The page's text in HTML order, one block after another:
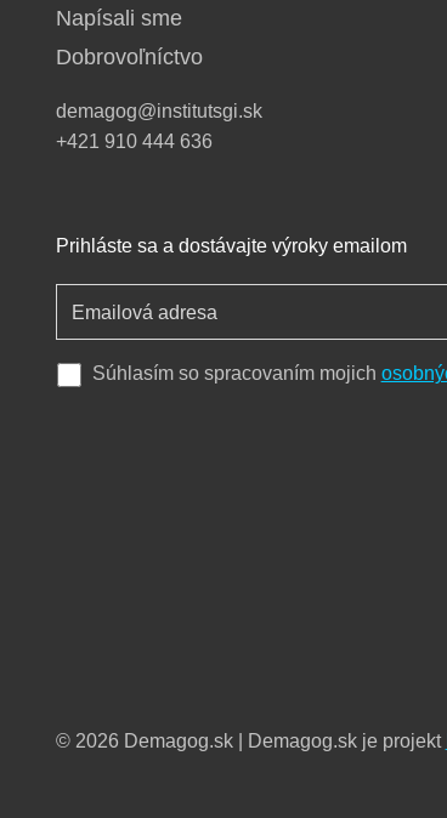
Napísali sme
Dobrovoľníctvo
demagog@institutsgi.sk
+421 910 444 636
Prihláste sa a dostávajte výroky emailom
Súhlasím so spracovaním mojich
© 2026 Demagog.sk | Demagog.sk je projekt